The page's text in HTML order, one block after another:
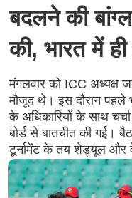
बदलने की
की, भारत में
मंगलवार को ICC अध्यक्ष
मौजूद थे। इस दौरान पहले
के अधिकारियों के साथ
बोर्ड से बातचीत की गई।
टूर्नामेंट के तय शेड्यूल और